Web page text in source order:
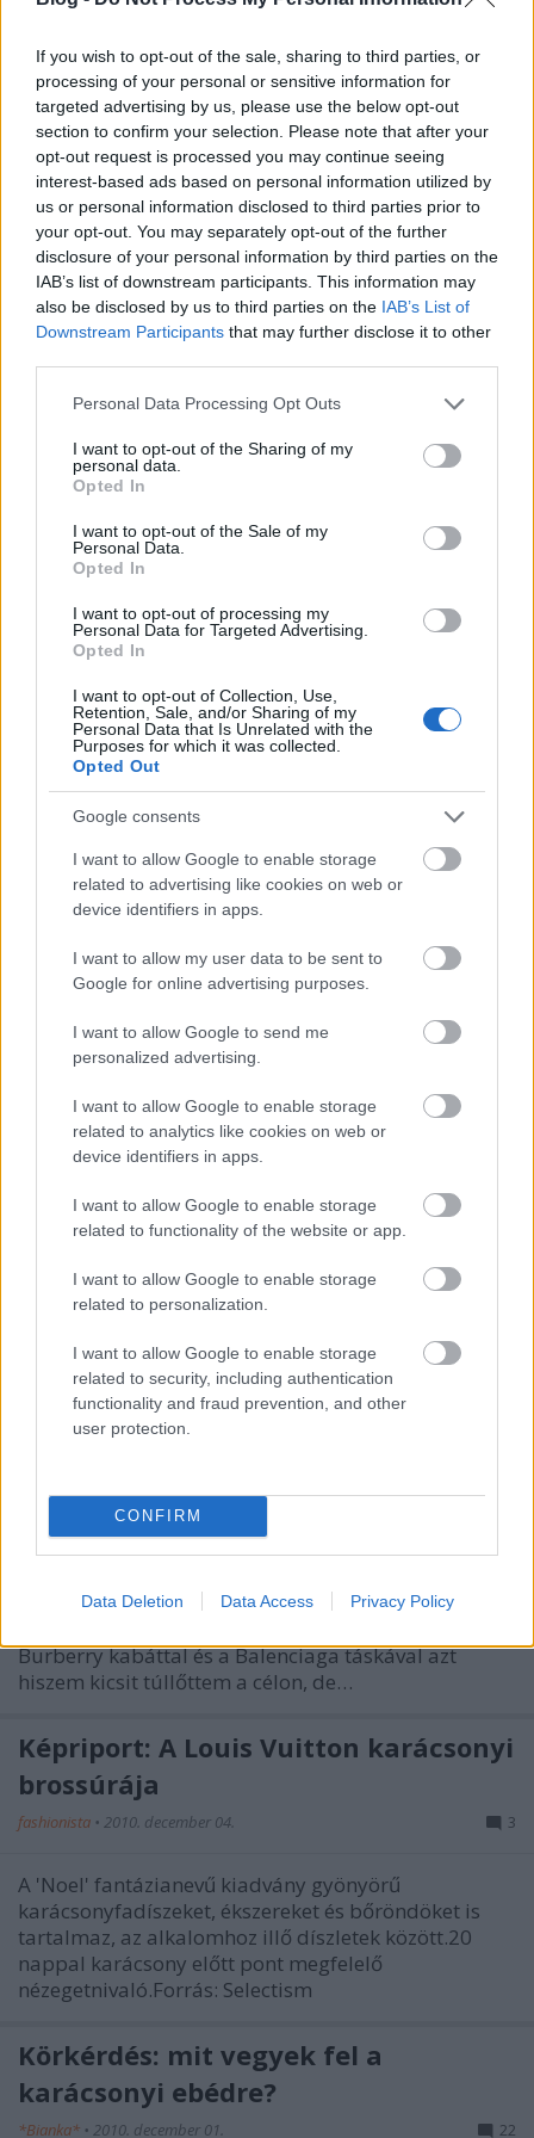
If you wish to opt-out of the sale, sharing to third parties, or
processing of your personal or sensitive information for
targeted advertising by us, please use the below opt-out
section to confirm your selection. Please note that after your
opt-out request is processed you may continue seeing
interest-based ads based on personal information utilized by
us or personal information disclosed to third parties prior to
your opt-out. You may separately opt-out of the further
disclosure of your personal information by third parties on the
IAB’s list of downstream participants. This information may
also be disclosed by us to third parties on the IAB’s List of
Downstream Participants that may further disclose it to other
Please note that this website/app uses one or more Google
not limited to your visit or usage behaviour. You may click to
grant or deny consent to Google and its third-party tags to
use your data for below specified purposes in below Google
consent section.
Personal Data Processing Opt Outs
I want to opt-out of the Sharing of my
personal data.
Opted In
I want to opt-out of the Sale of my
Personal Data.
Opted In
I want to opt-out of processing my
Personal Data for Targeted Advertising.
Opted In
I want to opt-out of Collection, Use,
Retention, Sale, and/or Sharing of my
Personal Data that Is Unrelated with the
Purposes for which it was collected.
Opted Out
Google consents
I want to allow Google to enable storage
related to advertising like cookies on web or
device identifiers in apps.
I want to allow my user data to be sent to
Google for online advertising purposes.
I want to allow Google to send me
personalized advertising.
I want to allow Google to enable storage
related to analytics like cookies on web or
device identifiers in apps.
I want to allow Google to enable storage
related to functionality of the website or app.
I want to allow Google to enable storage
related to personalization.
I want to allow Google to enable storage
related to security, including authentication
functionality and fraud prevention, and other
user protection.
CONFIRM
Data Deletion Data Access Privacy Policy
Üveg mézeskaláccsal hódít télire a
Swarovski
*Bianka*• 2011. október 17.
Mint azt már korábban megosztottuk veletek,
elindult a karácsonyi sajtóesemények sora. A Louis
Vuitton Xmas Sajtónap után a Swarovski Váci utcai
üzletében csodálhattuk meg a téli kollekciót, ami
rénszarvasokban, hulló- és állócsillagokban és
mézeskalácsokban tobzódik. Kisebb…
Sonia Rykiel 2010-es karácsonyi
fashionista•2010. december 17.
Természetesen a 2010-es Sonia Rykiel karácsonyi
kollekció bővelkedik arany színben, csillogásban,
sálban-sapkában. De ami a legjobban tetszik, azok
az apróságok, amelyek nem elviselhetetlenül
drágák, de mégis aranyosak, mint például a
ceruzakészlet, a radír, vagy éppen a…
10 szabály, amit minden
divatmániásnak követnie KELL
karácsonykor
1. Ne viselj PIROS vagy ZÖLD holmikat. Úgy fogsz
kinézni, mint egy karácsonyfa.2. Felejtsd el a
KABÁTOT (akkor sem kell, ha kint 5 fok van). A
ruhádnak kell hatásosnak lennie.3. Válaszd az
váró ajándék lennél.4. Menj fodrászhoz,…
Karácsonyi ajándékötletek - a
WAMPról
nézelődök, ezer ismerőssel összefutok, majd
hazamegyek úgy, hogy nem vettem
vasárnap a gasztro szekcióval kibővített WAMPon
körülbelül minden családtagomnak tudtam volna…
Az én listám
Úgy gondoltam, én sem maradhatok ki a karácsonyi
realitás talaján maradva összeállítottam azokat a
Burberry kabáttal és a Balenciaga táskával azt
hiszem kicsit túllőttem a célon, de…
Képriport: A Louis Vuitton karácsonyi
brossúrája
fashionista • 2010. december 04. 3
A 'Noel' fantázianevű kiadvány gyönyörű
karácsonyfadíszeket, ékszereket és bőröndöket is
tartalmaz, az alkalomhoz illő díszletek között.20
nappal karácsony előtt pont megfelelő
nézegetnivaló.Forrás: Selectism
Körkérdés: mit vegyek fel a
karácsonyi ebédre?
*Bianka* • 2010. december 01. 22